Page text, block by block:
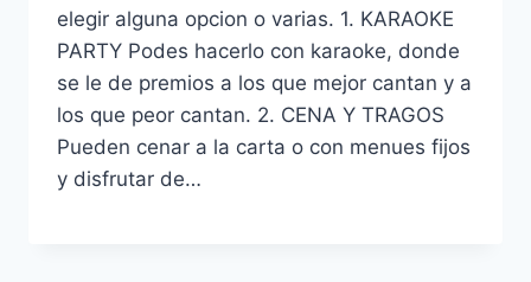
elegir alguna opcion o varias. 1. KARAOKE
PARTY Podes hacerlo con karaoke, donde
se le de premios a los que mejor cantan y a
los que peor cantan. 2. CENA Y TRAGOS
Pueden cenar a la carta o con menues fijos
y disfrutar de…